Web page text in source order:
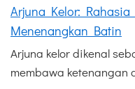
Arjuna Kelor:
Menenangkan Batin
Arjuna kelor dikenal
membawa ketenangan